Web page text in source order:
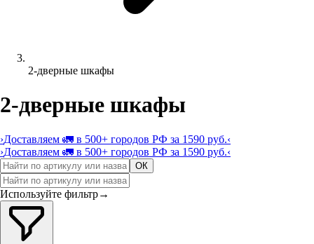
2-дверные шкафы
2-дверные шкафы
›Доставляем 🚛 в 500+ городов РФ за 1590 руб.‹
›Доставляем 🚛 в 500+ городов РФ за 1590 руб.‹
ОК
Используйте фильтр→